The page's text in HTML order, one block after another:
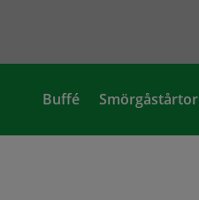
Buffé Smörgåstårtor